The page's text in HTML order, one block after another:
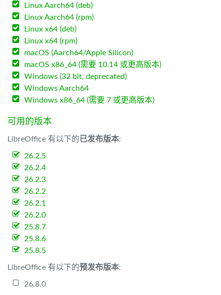
Linux Aarch64 (deb)
Linux Aarch64 (rpm)
Linux x64 (deb)
Linux x64 (rpm)
macOS (Aarch64/Apple Silicon)
macOS x86_64 (需要 10.14 或更高版本)
Windows (32 bit, deprecated)
Windows Aarch64
Windows x86_64 (需要 7 或更高版本)
可用的版本
LibreOffice 有以下的已发布版本:
26.2.5
26.2.4
26.2.3
26.2.2
26.2.1
26.2.0
25.8.7
25.8.6
25.8.5
LibreOffice 有以下的预发布版本:
26.8.0